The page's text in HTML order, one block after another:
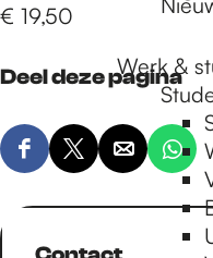
Werk &
€ 19,50
Deel deze pagina
D
e
D
e
l
D
e
l
D
e